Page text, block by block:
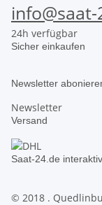
24h verfügbar
Sicher einkaufen
Newsletter
Newsletter
Versand
Saat-24.de interaktiv
© 2018 .